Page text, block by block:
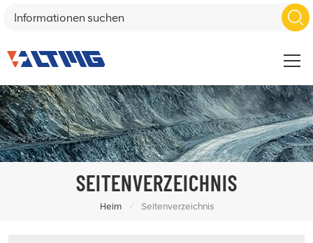
SEITENVERZEICHNIS
Heim / Seitenverzeichnis